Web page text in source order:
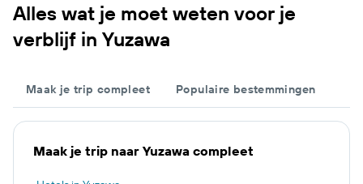
Alles wat je moet weten voor je
verblijf in Yuzawa
Maak je trip compleet Populaire bestemmingen
Maak je trip naar Yuzawa compleet